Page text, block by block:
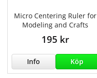
Micro Centering Ruler for
Modeling and Crafts
195 kr
Info Köp